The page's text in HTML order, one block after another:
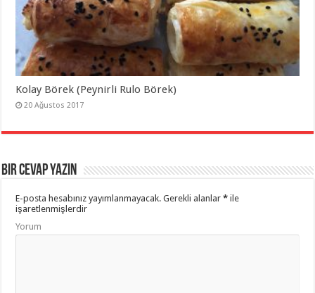
Kolay Börek (Peynirli Rulo Börek)
20 Ağustos 2017
Bir cevap yazın
E-posta hesabınız yayımlanmayacak. Gerekli alanlar* ile
işaretlenmişlerdir
Yorum